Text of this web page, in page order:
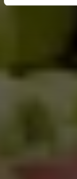
het ronde cookie-